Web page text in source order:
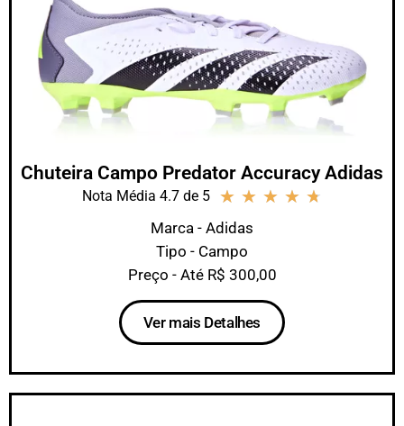
Chuteira Campo Predator Accuracy Adidas
Nota Média 4.7 de 5 ★ ★ ★ ★ ★
Marca - Adidas
Tipo - Campo
Preço - Até R$ 300,00
Ver mais Detalhes